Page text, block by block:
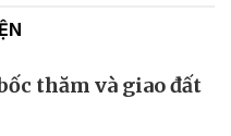
thăm và giao đất